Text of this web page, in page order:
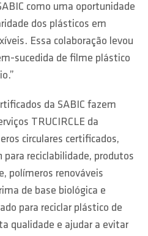
como uma oportunidade
dos plásticos em
Essa colaboração levou
sucedida de filme plástico
da SABIC fazem
TRUCIRCLE da
circulares certificados,
reciclabilidade, produtos
polímeros renováveis
de base biológica e
para reciclar plástico de
qualidade e ajudar a evitar